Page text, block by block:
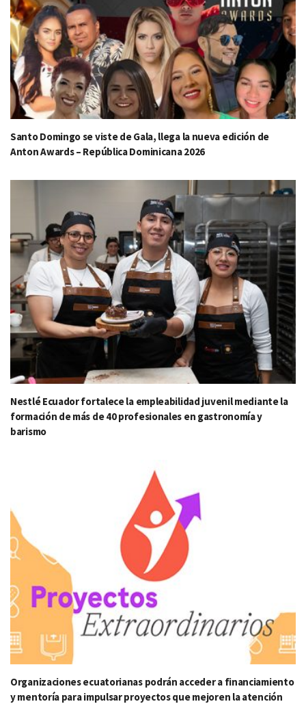
Santo Domingo se viste de Gala, llega la nueva edición de
Anton Awards – República Dominicana 2026
Nestlé Ecuador fortalece la empleabilidad juvenil mediante la
formación de más de 40 profesionales en gastronomía y
barismo
Organizaciones ecuatorianas podrán acceder a financiamiento
y mentoría para impulsar proyectos que mejoren la atención